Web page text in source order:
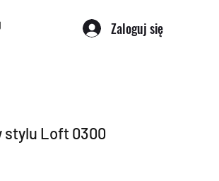
Zaloguj się
stylu Loft 0300